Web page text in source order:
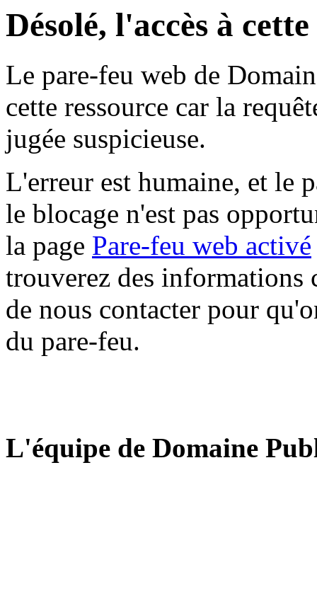
Désolé, l'accès à
Le pare-feu web de
cette ressource car la
jugée suspicieuse.
L'erreur est humaine, et le
le blocage n'est pas
la page Pare-feu web activé
trouverez des informations
de nous contacter pour
du pare-feu.
L'équipe de Domaine